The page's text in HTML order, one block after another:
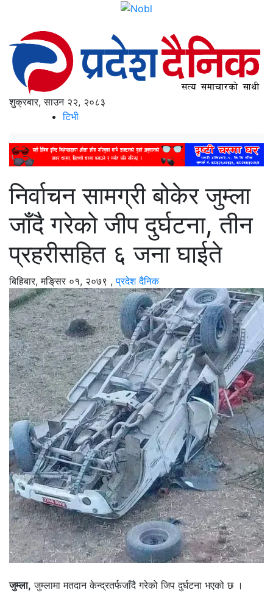
शुक्रबार, साउन २२, २०८३
टिभी
निर्वाचन सामग्री बोकेर जुम्ला
जाँदै गरेको जीप दुर्घटना, तीन
प्रहरीसहित ६ जना घाईते
बिहिबार, मङि्सर ०१, २०७९ ,प्रदेश दैनिक
जुम्ला, जुम्लामा मतदान केन्द्रतर्फजाँदै गरेको जिप दुर्घटना भएको छ ।